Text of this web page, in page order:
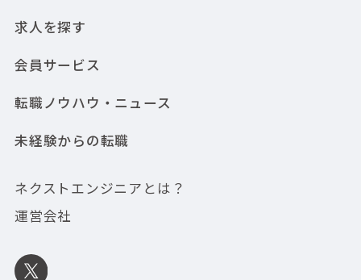
求人を探す
会員サービス
転職ノウハウ・ニュース
未経験からの転職
ネクストエンジニアとは？
運営会社